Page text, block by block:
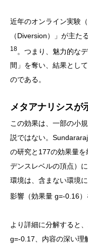
近年のオンライン実験
（Diversion）」が主た
18。つまり、魅力的な
間」を奪い、結果とし
のである。
メタアナリシスが
この効果は、一部の小
説ではない。
の研究と177の効果量
デンスレベルの頂点）
環境は、含まない環境
影響（効果量 g=-0.16
より詳細に分解すると
g=-0.17、内容の深い理